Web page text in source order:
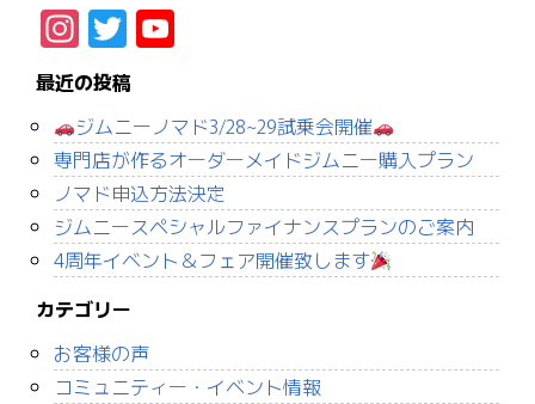
Instagram
Twitter
最近の投稿
ジムニーノマド3/28~29試乗会開催
専門店が作るオーダーメイドジムニー購入プラン
ノマド申込方法決定
ジムニースペシャルファイナンスプランのご案内
4周年イベント＆フェア開催致します
カテゴリー
お客様の声
コミュニティー・イベント情報